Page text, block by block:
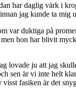
har daglig värk i
jag kunde ta mig
duktiga på
hon har blivit
lovade ju att jag
är vi inte helt
fasiken är det